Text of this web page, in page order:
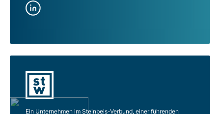
Ein Unternehmen im Steinbeis-Verbund, einer führenden